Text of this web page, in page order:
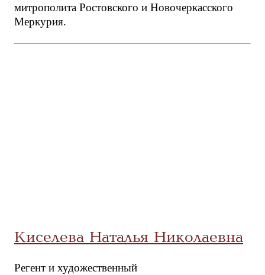
митрополита Ростовского и Новочеркасского
Меркурия.
Киселева Наталья Николаевна
Регент и художественный